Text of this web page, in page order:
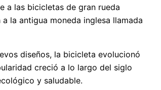
a las bicicletas de gran rueda
la antigua moneda inglesa llamada
diseños, la bicicleta evolucionó
creció a lo largo del siglo
y saludable.